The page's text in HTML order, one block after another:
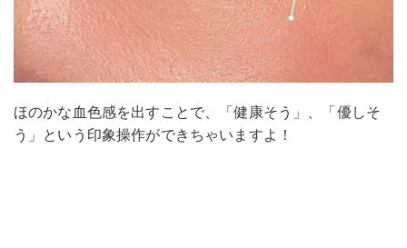
ほのかな血色感を出すことで、「健康そう」、「優しそ
う」という印象操作ができちゃいますよ！